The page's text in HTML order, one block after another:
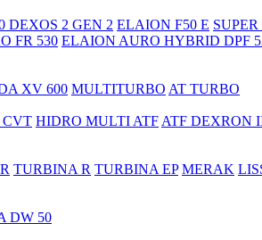
DEXOS 2 GEN 2 ELAION F50 E SUPER
FR 530 ELAION AURO HYBRID DPF
XV 600 MULTITURBO AT TURBO
CVT HIDRO MULTI ATF ATF DEXRON
TURBINA R TURBINA EP MERAK
DW 50